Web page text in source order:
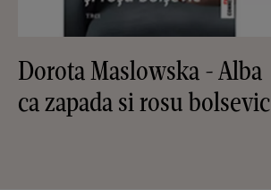
Dorota Maslowska - Alba
ca zapada si rosu bolsevic